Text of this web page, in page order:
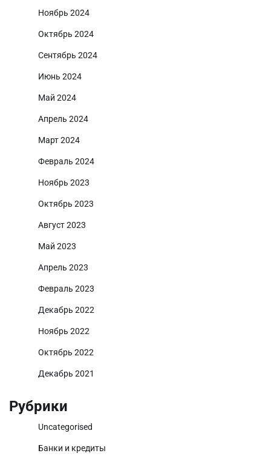
Ноябрь 2024
Октябрь 2024
Сентябрь 2024
Июнь 2024
Май 2024
Апрель 2024
Март 2024
Февраль 2024
Ноябрь 2023
Октябрь 2023
Август 2023
Май 2023
Апрель 2023
Февраль 2023
Декабрь 2022
Ноябрь 2022
Октябрь 2022
Декабрь 2021
Рубрики
Uncategorised
Банки и кредиты